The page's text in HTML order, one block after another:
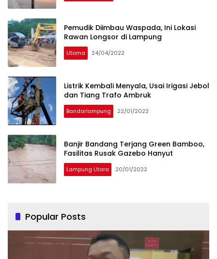
Pemudik Diimbau Waspada, Ini Lokasi
Rawan Longsor di Lampung
Utama 24/04/2022
Listrik Kembali Menyala, Usai Irigasi Jebol
dan Tiang Trafo Ambruk
Bandarlampung 22/01/2022
Banjir Bandang Terjang Green Bamboo,
Fasilitas Rusak Gazebo Hanyut
Lampung Utara 20/01/2022
Popular Posts